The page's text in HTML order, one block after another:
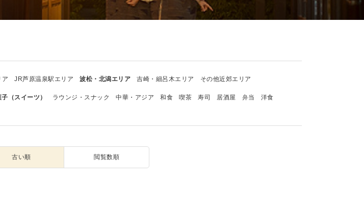
ア JR芦原温泉駅エリア 波松・北潟エリア 吉崎・細呂木エリア その他近郊エリア
（スイーツ） ラウンジ・スナック 中華・アジア 和食 喫茶 寿司 居酒屋 弁当
洋食
古い順 閲覧数順